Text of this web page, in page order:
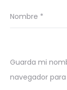
Nombre *
Guarda mi
navegador